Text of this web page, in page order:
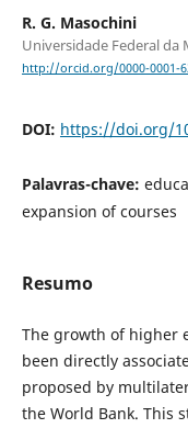
R. G. Masochini
Universidade Federal da
http://orcid.org/0000-0001-
DOI: https://doi.org/
Palavras-chave:
expansion of courses
Resumo
The growth of higher
been directly
proposed by
the World Bank. This